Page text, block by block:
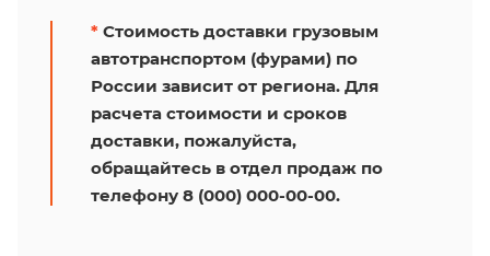
* Стоимость доставки грузовым
автотранспортом (фурами) по
России зависит от региона. Для
расчета стоимости и сроков
доставки, пожалуйста,
обращайтесь в отдел продаж по
телефону 8 (000) 000-00-00.